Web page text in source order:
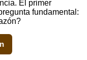
El primer
fundamental: